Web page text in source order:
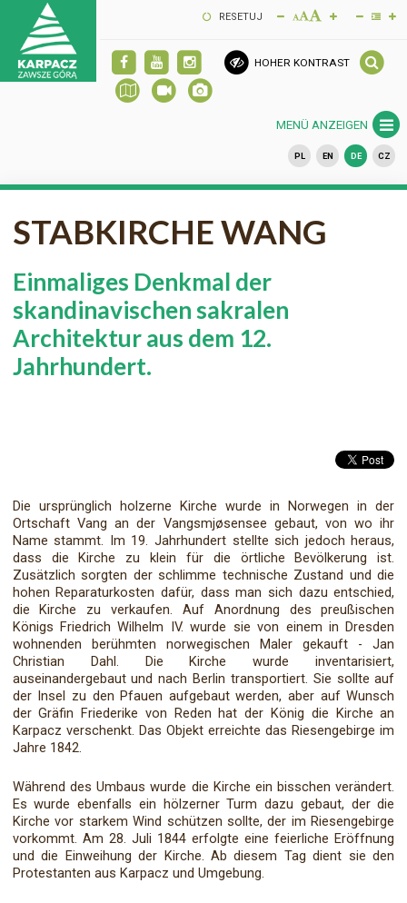
RESETUJ
HOHER KONTRAST
MENÜ ANZEIGEN
PL EN DE CZ
STABKIRCHE WANG
Einmaliges Denkmal der
skandinavischen sakralen
Architektur aus dem 12.
Jahrhundert.
Die ursprünglich holzerne Kirche wurde in Norwegen in der
Ortschaft Vang an der Vangsmjøsensee gebaut, von wo ihr
Name stammt. Im 19. Jahrhundert stellte sich jedoch heraus,
dass die Kirche zu klein für die örtliche Bevölkerung ist.
Zusätzlich sorgten der schlimme technische Zustand und die
hohen Reparaturkosten dafür, dass man sich dazu entschied,
die Kirche zu verkaufen. Auf Anordnung des preußischen
Königs Friedrich Wilhelm IV. wurde sie von einem in Dresden
wohnenden berühmten norwegischen Maler gekauft - Jan
Christian Dahl. Die Kirche wurde inventarisiert,
auseinandergebaut und nach Berlin transportiert. Sie sollte auf
der Insel zu den Pfauen aufgebaut werden, aber auf Wunsch
der Gräfin Friederike von Reden hat der König die Kirche an
Karpacz verschenkt. Das Objekt erreichte das Riesengebirge im
Jahre 1842.
Während des Umbaus wurde die Kirche ein bisschen verändert.
Es wurde ebenfalls ein hölzerner Turm dazu gebaut, der die
Kirche vor starkem Wind schützen sollte, der im Riesengebirge
vorkommt. Am 28. Juli 1844 erfolgte eine feierliche Eröffnung
und die Einweihung der Kirche. Ab diesem Tag dient sie den
Protestanten aus Karpacz und Umgebung.